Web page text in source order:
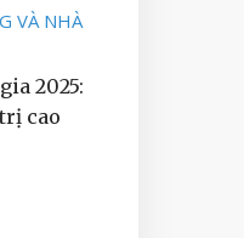
VÀ NHÀ
2025:
cao